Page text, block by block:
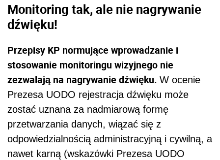
Monitoring tak, ale nie nagrywanie
dźwięku!
Przepisy KP normujące wprowadzanie i
stosowanie monitoringu wizyjnego nie
zezwalają na nagrywanie dźwięku. W ocenie
Prezesa UODO rejestracja dźwięku może
zostać uznana za nadmiarową formę
przetwarzania danych, wiązać się z
odpowiedzialnością administracyjną i cywilną, a
nawet karną (wskazówki Prezesa UODO